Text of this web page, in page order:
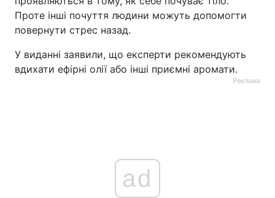
Проте інші почуття людини можуть допомогти
повернути стрес назад.
У виданні заявили, що експерти рекомендують
вдихати ефірні олії або інші приємні аромати.
Реклама
ad